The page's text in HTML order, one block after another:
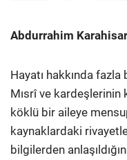
Abdurrahim
Hayatı hakkında
Mısrî ve kardeşlerinin
köklü bir aileye
kaynaklardaki
bilgilerden